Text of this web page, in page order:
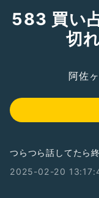
583 買い
切
阿佐
つらつら話してたら
2025-02-20